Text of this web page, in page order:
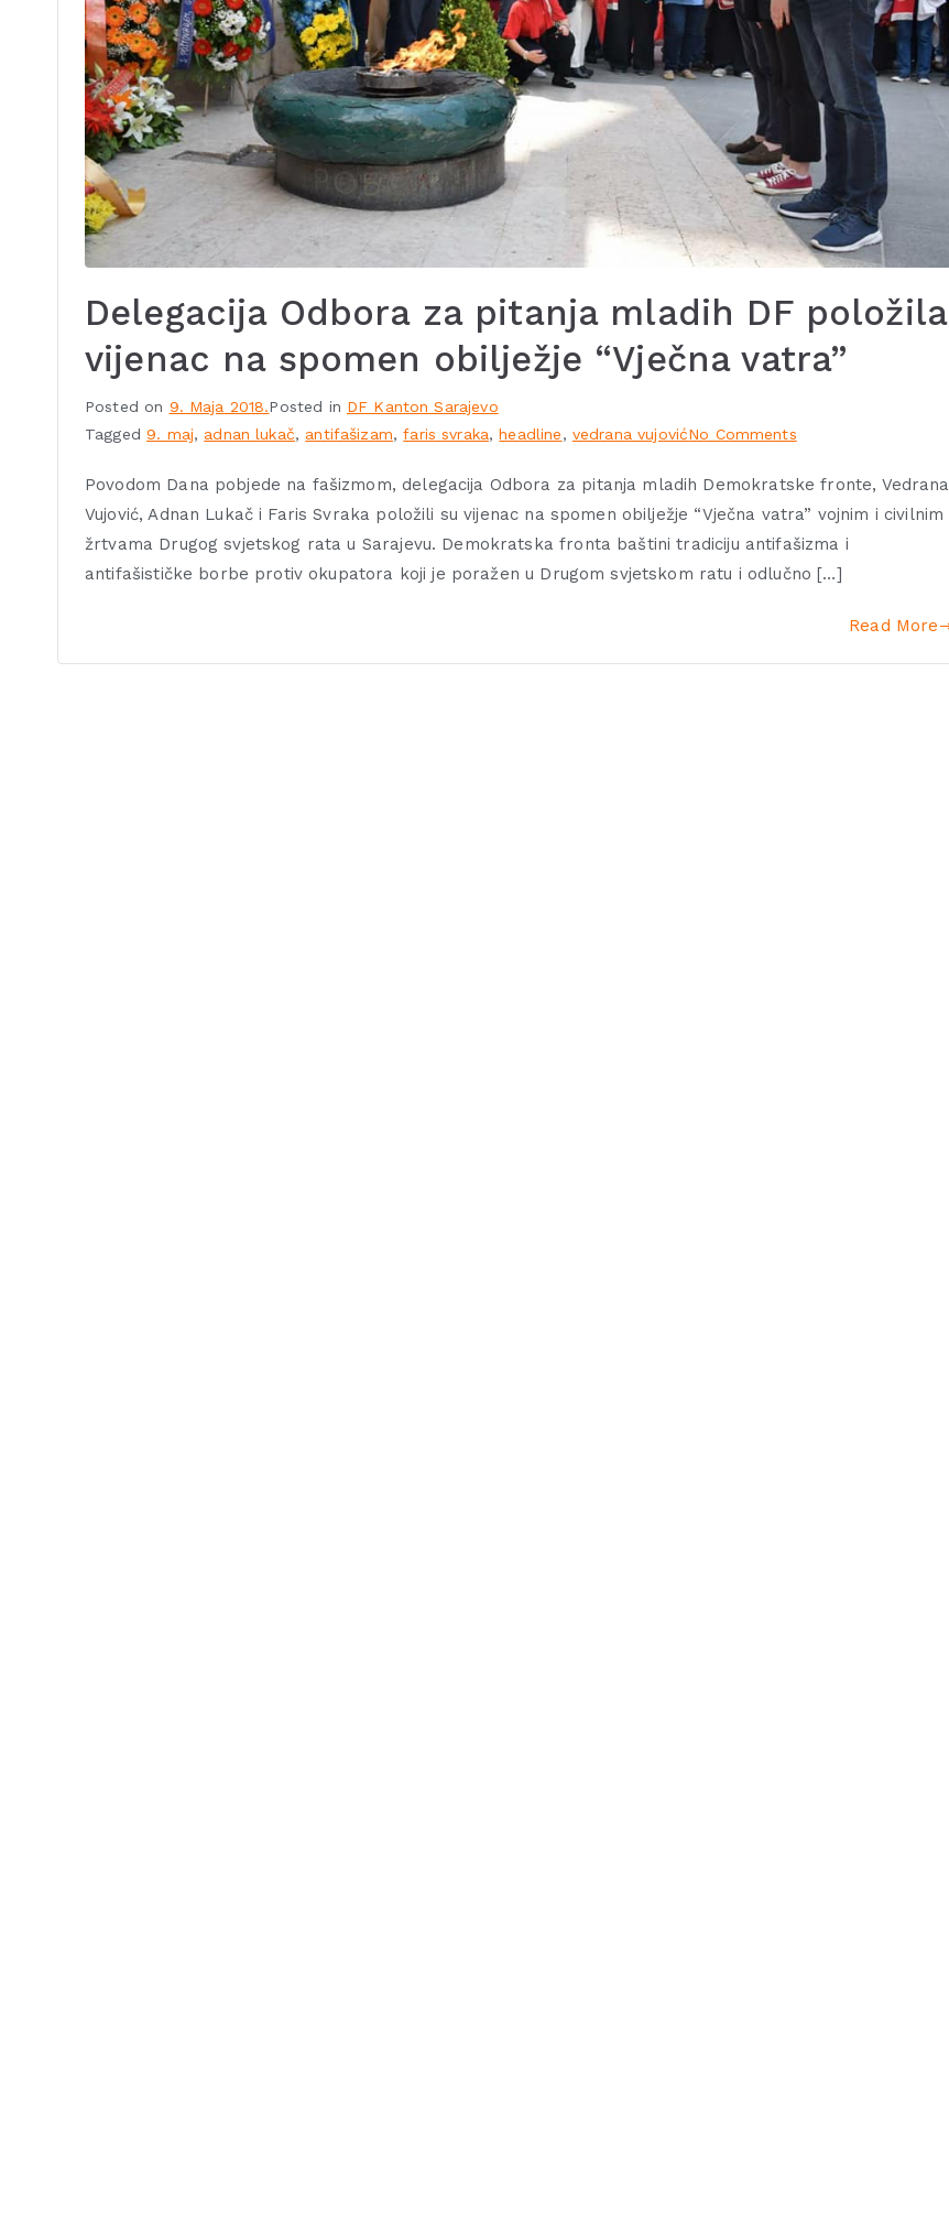
Delegacija Odbora za pitanja mladih DF položila
vijenac na spomen obilježje “Vječna vatra”
Posted on 9. Maja 2018.Posted in DF Kanton Sarajevo
Tagged9. maj, adnan lukač, antifašizam,faris svraka,headline, vedrana vujovićNo Comments
Povodom Dana pobjede na fašizmom, delegacija Odbora za pitanja mladih Demokratske fronte, Vedrana
Vujović, Adnan Lukač i Faris Svraka položili su vijenac na spomen obilježje “Vječna vatra” vojnim i civilnim
žrtvama Drugog svjetskog rata u Sarajevu. Demokratska fronta baštini tradiciju antifašizma i
antifašističke borbe protiv okupatora koji je poražen u Drugom svjetskom ratu i odlučno […]
Read More